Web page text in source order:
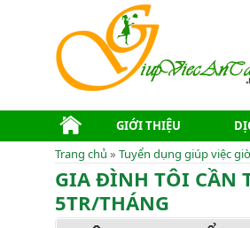
GIỚI THIỆU
Trang chủ » Tuyển dụng giúp việc
GIA ĐÌNH TÔI CẦN
5TR/THÁNG